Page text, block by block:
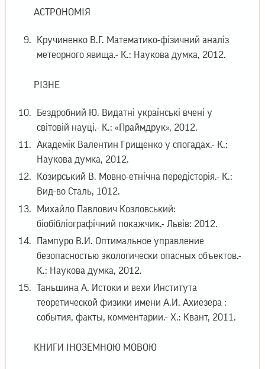
АСТРОНОМІЯ
Кручиненко В.Г. Математико-фізичний аналіз
метеорного явища.- К.: Наукова думка, 2012.
РІЗНЕ
Бездробний Ю. Видатні українські вчені у
світовій науці.- К.: «Праймдрук», 2012.
Академік Валентин Грищенко у спогадах.- К.:
Наукова думка, 2012.
Козирський В. Мовно-етнічна передісторія.- К.:
Вид-во Сталь, 1012.
Михайло Павлович Козловський:
біобібліографічний покажчик.- Львів: 2012.
Пампуро В.И. Оптимальное управление
безопасностью экологически опасных объектов.-
К.: Наукова думка, 2012.
Таньшина А. Истоки и вехи Института
теоретической физики имени А.И. Ахиезера :
события, факты, комментарии.- Х.: Квант, 2011.
КНИГИ ІНОЗЕМНОЮ МОВОЮ